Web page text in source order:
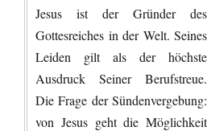
Jesus ist der Gründer des
Gottesreiches in der Welt. Seines
Leiden gilt als der höchste
Ausdruck Seiner Berufstreue.
Die Frage der Sündenvergebung:
von Jesus geht die Möglichkeit